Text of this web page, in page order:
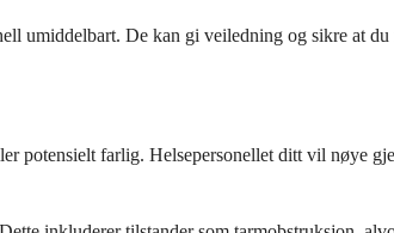
umiddelbart. De kan gi veiledning og sikre at
potensielt farlig. Helsepersonellet ditt vil nøye